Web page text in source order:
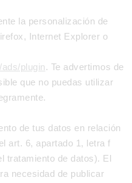
la personalización de
Internet Explorer o
plugin. Te advertimos de
que no puedas utilizar
de tus datos en relación
art. 6, apartado 1, letra f
tratamiento de datos). El
necesidad de publicar